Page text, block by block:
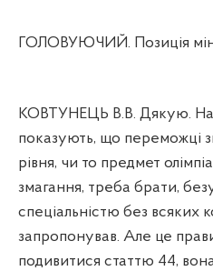
ГОЛОВУЮЧИЙ. Позиція
КОВТУНЕЦЬ В.В. Дякую. Наш
показують, що переможці
рівня, чи то предмет
змагання, треба брати,
спеціальністю без всяких
запропонував. Але це
подивитися статтю 44,